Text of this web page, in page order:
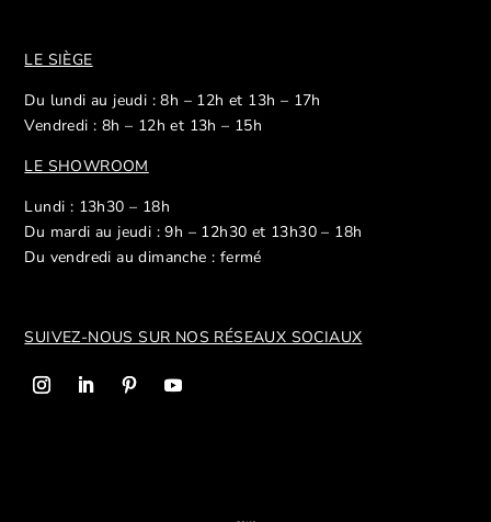
LE SIÈGE
Du lundi au jeudi : 8h – 12h et 13h – 17h
Vendredi : 8h – 12h et 13h – 15h
LE SHOWROOM
Lundi : 13h30 – 18h
Du mardi au jeudi : 9h – 12h30 et 13h30 – 18h
Du vendredi au dimanche : fermé
SUIVEZ-NOUS SUR NOS RÉSEAUX SOCIAUX